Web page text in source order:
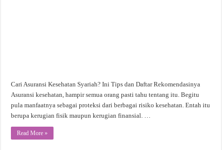
Cari Asuransi Kesehatan Syariah? Ini Tips dan Daftar Rekomendasinya
Asuransi kesehatan, hampir semua orang pasti tahu tentang itu. Begitu
pula manfaatnya sebagai proteksi dari berbagai risiko kesehatan. Entah itu
berupa kerugian fisik maupun kerugian finansial. …
Read More »